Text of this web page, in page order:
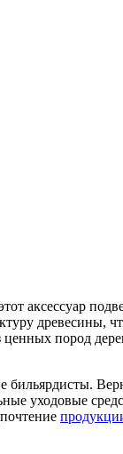
аксессуар
древесины,
ценных пород
бильярдисты.
уходовые